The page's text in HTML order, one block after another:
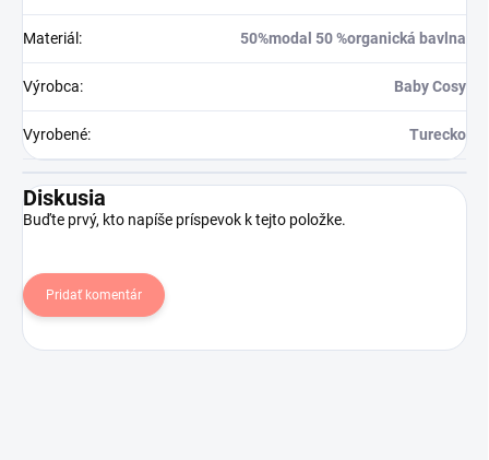
Materiál : 50%modal 50 %organická bavlna
Výrobca: Baby Cosy
Vyrobené: Turecko
Diskusia
Buďte prvý, kto napíše príspevok k tejto položke.
Pridať komentár